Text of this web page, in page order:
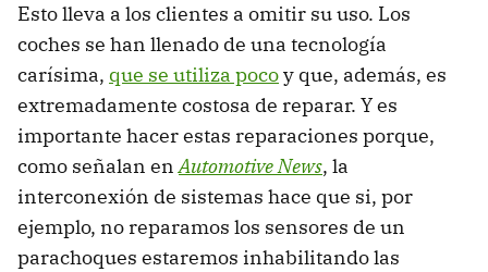
Esto lleva a los clientes a omitir su uso. Los
coches se han llenado de una tecnología
carísima, que se utiliza pocoy que, además, es
extremadamente costosa de reparar. Y es
importante hacer estas reparaciones porque,
como señalan enAutomotive News, la
interconexión de sistemas hace que si, por
ejemplo, no reparamos los sensores de un
parachoques estaremos inhabilitando las